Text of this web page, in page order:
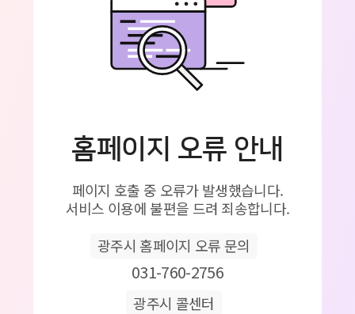
홈페이지 오류 안내
페이지 호출 중 오류가 발생했습니다.
서비스 이용에 불편을 드려 죄송합니다.
광주시 홈페이지 오류 문의
031-760-2756
광주시 콜센터